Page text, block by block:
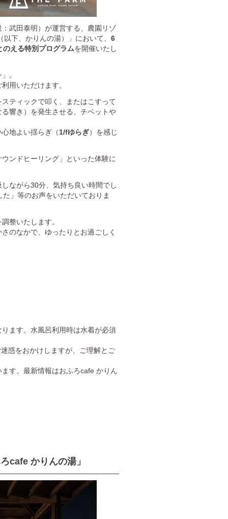
武田泰明）が運営する、農園リゾ
下、かりんの湯）」において、 6
える特別プログラムを開催いたし
。
用いただけます。
ティックで叩く、またはこすって
響き）を発生させる、チベットや
地よい揺らぎ（1/fゆらぎ）を感じ
ンドヒーリング」といった体験に
ながら30分、気持ち良い時間でし
」等のお声をいただいておりま
整いたします。
のなかで、ゆったりとお過ごしく
ます。水風呂利用時は水着が必須
惑をおかけしますが、ご理解とご
す。最新情報はおふろcafe かりん
cafe かりんの湯」